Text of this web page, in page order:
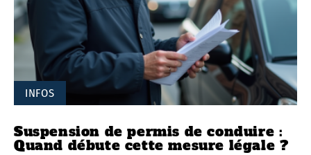
INFOS
Suspension de permis de conduire :
Quand débute cette mesure légale ?